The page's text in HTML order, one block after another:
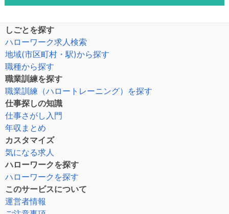
しごとを探す
ハローワーク求人検索
地域(市区町村・駅)から探す
職種から探す
職業訓練を探す
職業訓練（ハロートレーニング）を探す
仕事探しの知識
仕事さがし入門
年収まとめ
カスタマイズ
気になる求人
ハローワークを探す
ハローワークを探す
このサービスについて
運営者情報